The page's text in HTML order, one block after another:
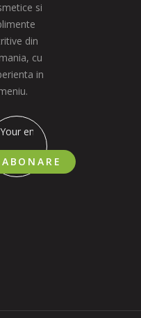
si
din
cu
in
ABONARE